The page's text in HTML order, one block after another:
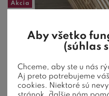
Akcia
Aby všetko
(súhlas
Chceme, aby ste u nás
Aj preto potrebujeme
cookies. Niektoré sú